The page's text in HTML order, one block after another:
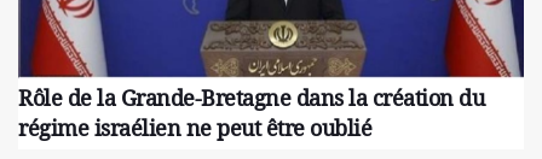
Rôle de la Grande-Bretagne dans la création du
régime israélien ne peut être oublié